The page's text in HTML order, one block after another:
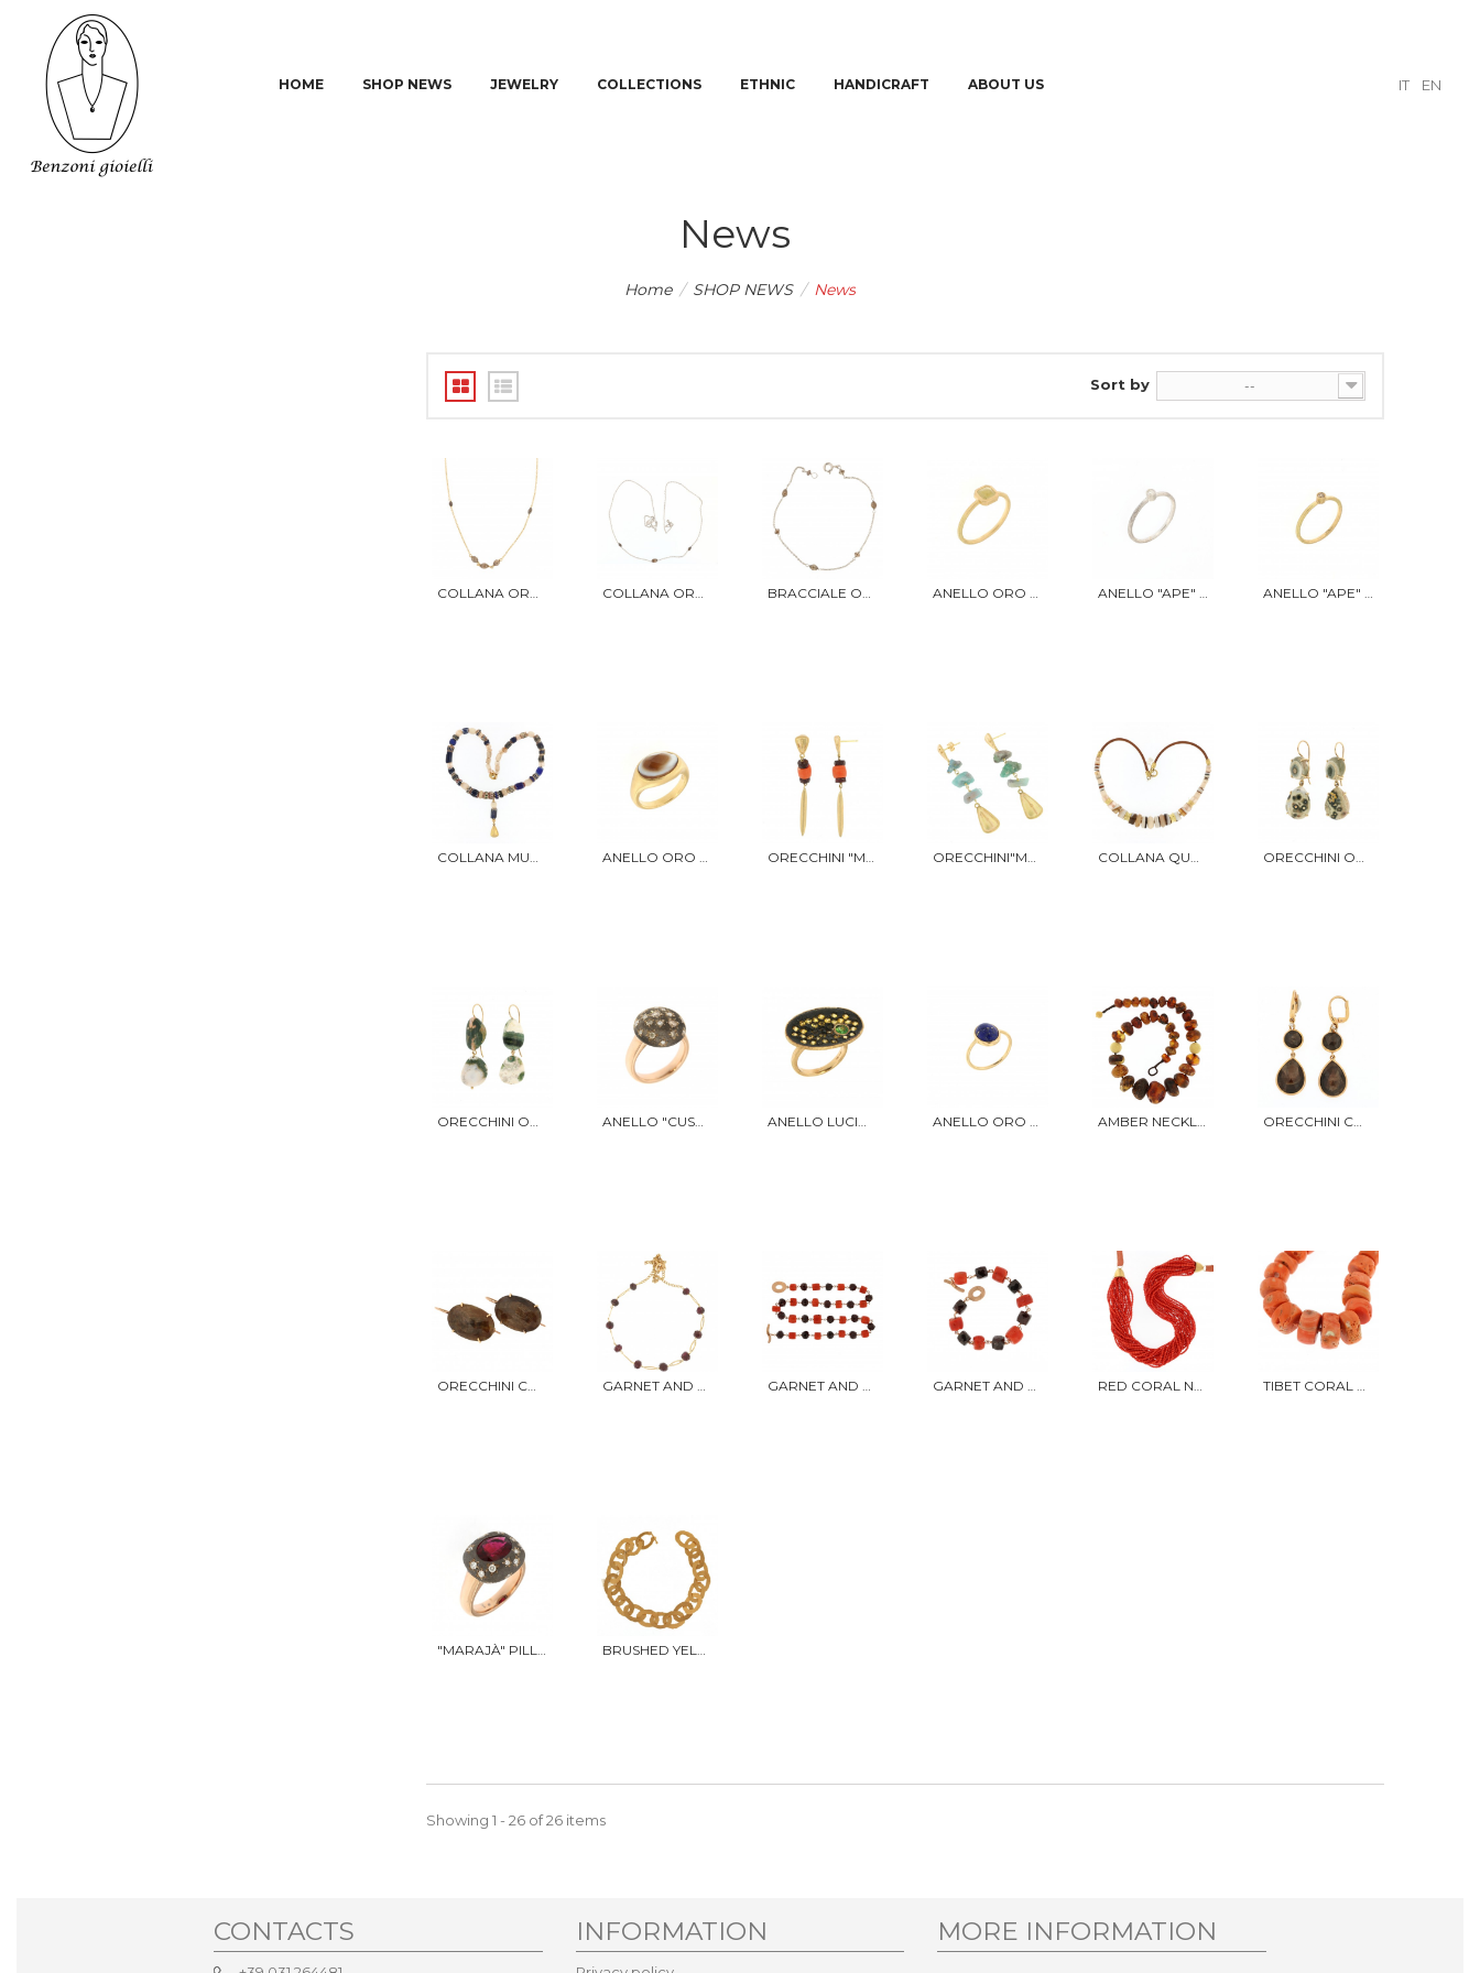
IT EN
HOME SHOP NEWS JEWELRY COLLECTIONS ETHNIC HANDICRAFT ABOUT US
News
Home / SHOP NEWS / News
Sort by --
COLLANA ORO GIALLO E DIAMANTI BROWN COLLANA ORO BIANCO E DIAMANTI BRACCIALE ORO BIANCO E DIAMANTI BROWN ANELLO ORO GIALLO E DIAMANTE ANELLO "APE" ORO BIANCO ANELLO "APE" ORO GIALLO
COLLANA MURRINE VENEZIANE ANELLO ORO E SARDONICE ORECCHINI "MUSEO" CORALLO E GRANATE ORECCHINI"MUSEO" TORMALINE COLLANA QUARZO E SARDONICE ORECCHINI ORO E AGATE MACULATE
ORECCHINI ORO E AGATE MACULATE ANELLO "CUSCINO" ANELLO LUCIO FONTANA ZAFFIRI E TZAVORITE ANELLO ORO E LAPISLAZZULO CABOCHON AMBER NECKLACE ORECCHINI CORINDONI BROWN
ORECCHINI CORINDONE GARNET AND GOLD NECKLACE GARNET AND CORAL NECKLACE GARNET AND CORAL BRACELET RED CORAL NECKLACE TIBET CORAL NECKLACE
"MARAJÀ" PILLOW RING BRUSHED YELLOW GOLD BRACELET
Showing 1 - 26 of 26 items
CONTACTS INFORMATION MORE INFORMATION